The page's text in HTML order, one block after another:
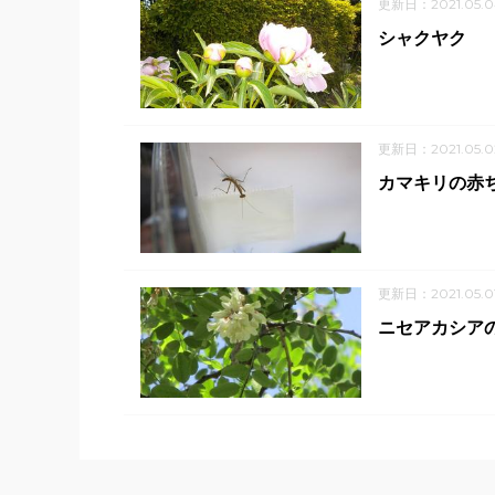
更新日：
シャクヤク
更新日：
カマキリの赤
更新日：
ニセアカシア